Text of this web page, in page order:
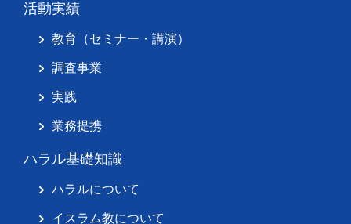
活動実績
教育（セミナー・講演）
調査事業
実践
業務提携
ハラル基礎知識
ハラルについて
イスラム教について